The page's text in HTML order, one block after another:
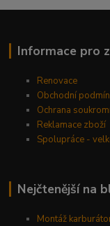
Informace pro
Renovace
Obchodní
Ochrana
Reklamace zboží
Spolupráce -
Nejčtenější na
Montáž